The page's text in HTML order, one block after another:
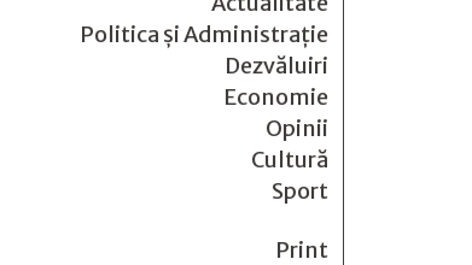
Politica și Administrație
Dezvăluiri
Economie
Opinii
Cultură
Sport
Print